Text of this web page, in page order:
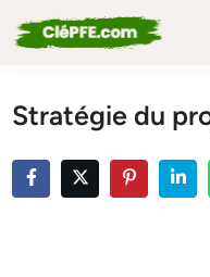
to
Stratégie du